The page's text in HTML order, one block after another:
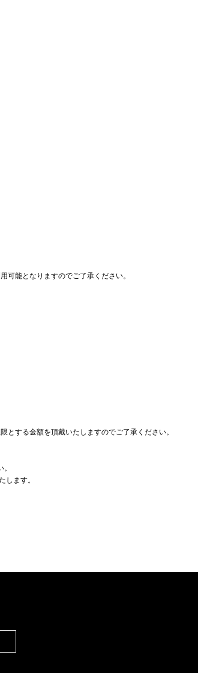
可能となりますのでご了承ください。
する金額を頂戴いたしますのでご了承ください。
ます。